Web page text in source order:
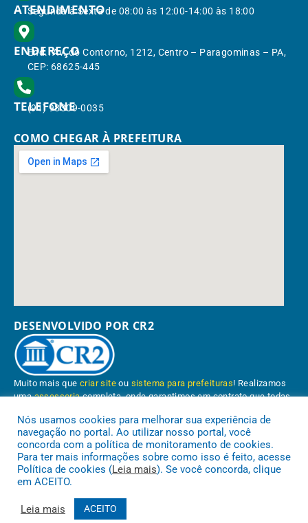
ATENDIMENTO
Segunda à Sexta de 08:00 às 12:00-14:00 às 18:00
ENDEREÇO
End.: Av. do Contorno, 1212, Centro – Paragominas – PA,
CEP: 68625-445
TELEFONE
(91) 98309-0035
COMO CHEGAR À PREFEITURA
DESENVOLVIDO POR CR2
Muito mais quecriar site ou sistema para prefeituras! Realizamos
umaassessoriacompleta, onde garantimos em contrato que todas
Conheça oPNTP e oRadar da Transparência Pública
Nós usamos cookies para melhorar sua experiência de
navegação no portal. Ao utilizar nosso portal, você
concorda com a política de monitoramento de cookies.
Para ter mais informações sobre como isso é feito, acesse
Política de cookies (Leia mais). Se você concorda, clique
em ACEITO.
Leia mais ACEITO